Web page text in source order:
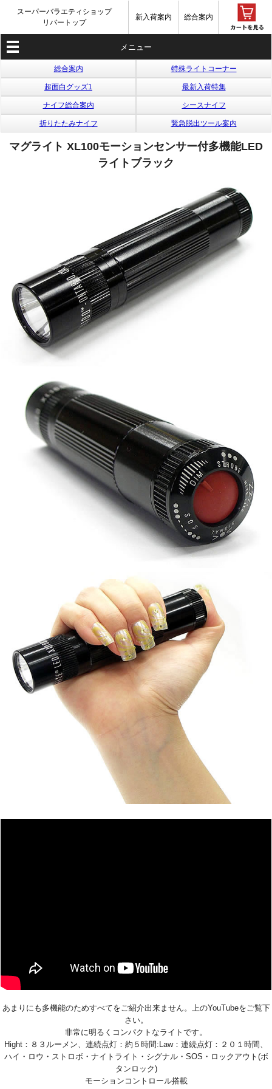
スーパーバラエティショップ
リバートップ
新入荷案内 総合案内
メニュー
総合案内 特殊ライトコーナー
超面白グッズ1 最新入荷特集
ナイフ総合案内 シースナイフ
折りたたみナイフ 緊急脱出ツール案内
マグライト XL100モーションセンサー付多機能LED
ライトブラック
あまりにも多機能のためすべてをご紹介出来ません。上のYouTubeをご覧下
さい。
非常に明るくコンパクトなライトです。
Hight：８３ルーメン、連続点灯：約５時間:Law：連続点灯：２０１時間、
ハイ・ロウ・ストロボ・ナイトライト・シグナル・SOS・ロックアウト(ボ
タンロック)
モーションコントロール搭載